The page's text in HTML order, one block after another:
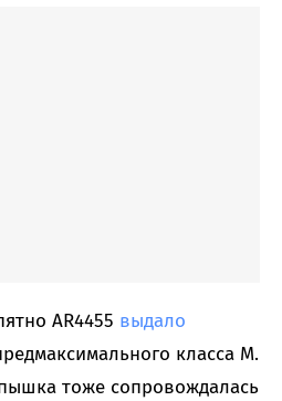
AR4455 выдало
класса M.
тоже сопровождалась